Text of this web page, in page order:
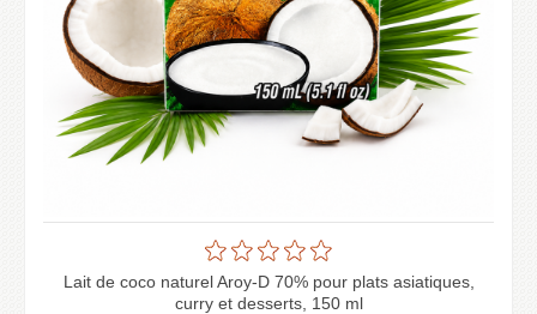
Lait de coco naturel Aroy-D 70% pour plats asiatiques,
curry et desserts, 150 ml